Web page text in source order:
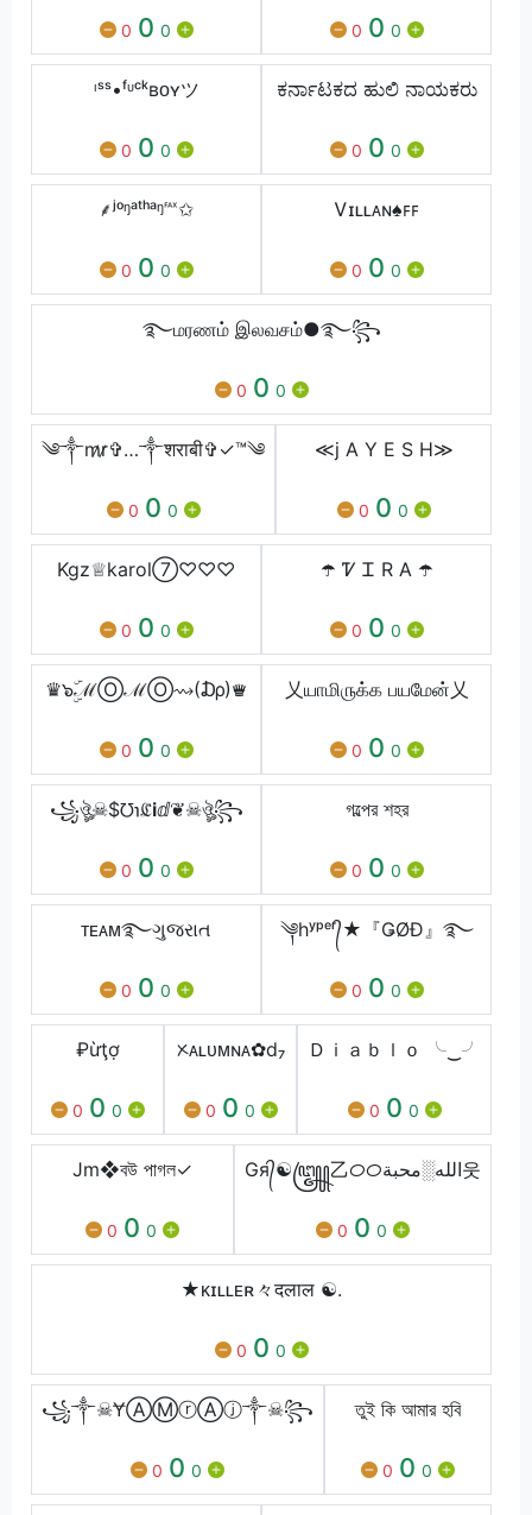
0 0 0 0 0 0
ᶥˢˢ•ᶠᶸᶜᵏʙᴏʏツ
0 0 0
ಕರ್ನಾಟಕದ ಹುಲಿ ನಾಯಕರು
0 0 0
⸙ʲᵒᵑᵃᵗʰᵃᵑ℻✩
0 0 0
Ꮩɪʟʟᴀɴ♠ㅤꜰꜰ
0 0 0
࿐மரணம் இலவசம்●࿐꧂
0 0 0
༄༒m̷r̷✞…༒शराबी✞✓™༄
0 0 0
≪j A Y E S H≫
0 0 0
Kgz♕karol⑦♡♡♡
0 0 0
☂️ Ꮴ Ꮖ R A ☂️
0 0 0
♛๖ۣۜℳⓄℳⓄ⇝(₯)♛
0 0 0
乂யாமி௫க்க பயமேன்乂
0 0 0
꧁ঔৣ☠︎$℧℩ℭℹ︎ⅆ❦☠︎ঔৣ꧂
0 0 0
গল্পের শহর
0 0 0
ᴛᴇᴀᴍ࿐ગુજરાત
0 0 0
༆hʸᵖᵉʳ᭄★『ǤØĐ』࿐
0 0 0
₽ừţợ
0 0 0
ᝣᴀʟᴜᴍɴᴀ✿d₇
0 0 0
Ｄｉａｂｌｏ ╰‿╯
0 0 0
Jm❖বউ পাগল✓
0 0 0
Gя᭄☯꧅乙ᝪᝪالله░محبة웃
0 0 0
★ᴋɪʟʟᴇʀ々दलाल ☯.
0 0 0
꧁༒☠ɎⒶⓂⓡⒶⓙ༒☠꧂
0 0 0
তুই কি আমার হবি
0 0 0